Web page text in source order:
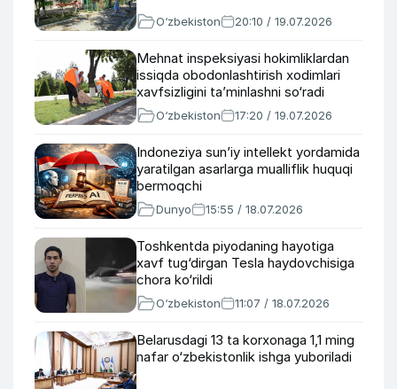
O‘zbekiston 20:10 / 19.07.2026
Mehnat inspeksiyasi hokimliklardan
issiqda obodonlashtirish xodimlari
xavfsizligini ta’minlashni so‘radi
O‘zbekiston 17:20 / 19.07.2026
Indoneziya sun’iy intellekt yordamida
yaratilgan asarlarga mualliflik huquqi
bermoqchi
Dunyo 15:55 / 18.07.2026
Toshkentda piyodaning hayotiga
xavf tug‘dirgan Tesla haydovchisiga
chora ko‘rildi
O‘zbekiston 11:07 / 18.07.2026
Belarusdagi 13 ta korxonaga 1,1 ming
nafar o‘zbekistonlik ishga yuboriladi